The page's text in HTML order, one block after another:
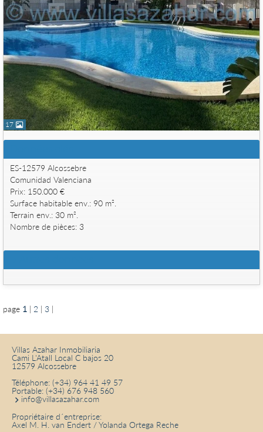
17
ES-12579 Alcossebre
Comunidad Valenciana
Prix: 150.000 €
Surface habitable env.: 90 m².
Terrain env.: 30 m².
Nombre de pièces: 3
page 1 | 2 | 3 |
Villas Azahar Inmobiliaria
Cami L'Atall Local C bajos 20
12579 Alcossebre
Téléphone: (+34) 964 41 49 57
Portable: (+34) 676 948 560
info@villasazahar.com
Propriétaire d´entreprise:
Axel M. H. van Endert / Yolanda Ortega Reche